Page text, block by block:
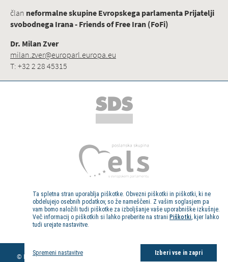
član neformalne skupine Evropskega parlamenta Prijatelji
svobodnega Irana - Friends of Free Iran (FoFi)
Dr. Milan Zver
milan.zver@europarl.europa.eu
T: +32 2 28 45315
© Evropski poslanec dr. Milan Zver, 2013. Vse pravice pridržane.Pravno
Ta spletna stran uporablja piškotke. Obvezni piškotki in piškotki, ki ne
obdelujejo osebnih podatkov, so že nameščeni. Z vašim soglasjem pa
vam bomo naložili tudi piškotke za izboljšanje vaše uporabniške izkušnje.
Več informacij o piškotkih si lahko preberite na strani Piškotki, kjer lahko
tudi urejate nastavitve.
Spremeni nastavitve Izberi vse in zapri